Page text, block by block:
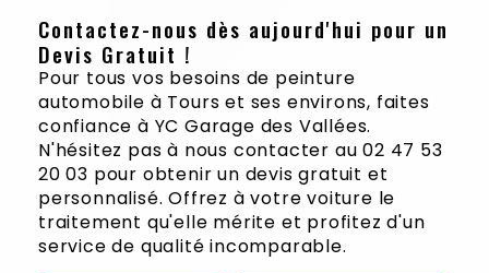
Contactez-nous dès aujourd'hui pour un
Devis Gratuit !
Pour tous vos besoins de peinture
automobile à Tours et ses environs, faites
confiance à YC Garage des Vallées.
N'hésitez pas à nous contacter au 02 47 53
20 03 pour obtenir un devis gratuit et
personnalisé. Offrez à votre voiture le
traitement qu'elle mérite et profitez d'un
service de qualité incomparable.